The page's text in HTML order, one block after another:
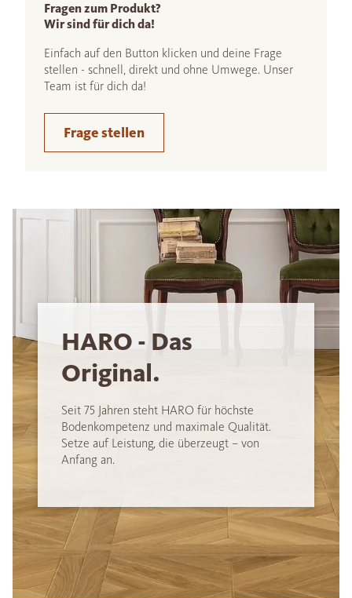
Fragen zum Produkt?
Wir sind für dich da!
Einfach auf den Button klicken und deine Frage
stellen - schnell, direkt und ohne Umwege. Unser
Team ist für dich da!
Frage stellen
HARO - Das
Original.
Seit 75 Jahren steht HARO für höchste
Bodenkompetenz und maximale Qualität.
Setze auf Leistung, die überzeugt – von
Anfang an.